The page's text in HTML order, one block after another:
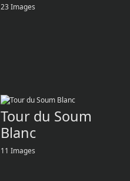
23 Images
Tour du Soum
Blanc
11 Images